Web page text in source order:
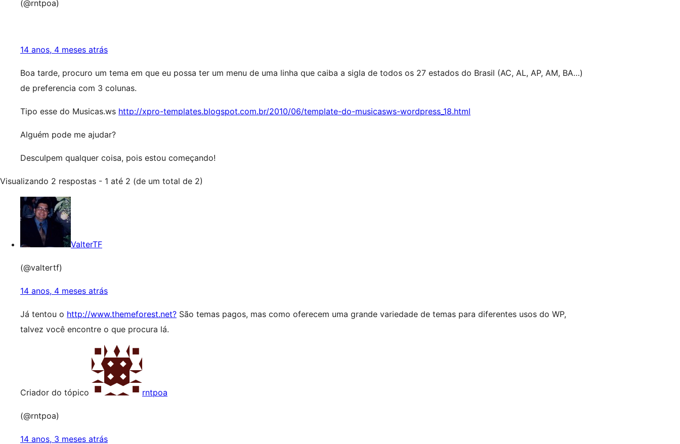
(@rntpoa)
14 anos, 4 meses atrás
Boa tarde, procuro um tema em que eu possa ter um menu de uma linha que caiba a sigla de todos os 27 estados do Brasil (AC, AL, AP, AM, BA…)
de preferencia com 3 colunas.
Tipo esse do Musicas.ws http://xpro-templates.blogspot.com.br/2010/06/template-do-musicasws-wordpress_18.html
Alguém pode me ajudar?
Desculpem qualquer coisa, pois estou começando!
Visualizando 2 respostas - 1 até 2 (de um total de 2)
ValterTF
(@valtertf)
14 anos, 4 meses atrás
Já tentou o http://www.themeforest.net? São temas pagos, mas como oferecem uma grande variedade de temas para diferentes usos do WP,
talvez você encontre o que procura lá.
Criador do tópico rntpoa
(@rntpoa)
14 anos, 3 meses atrás